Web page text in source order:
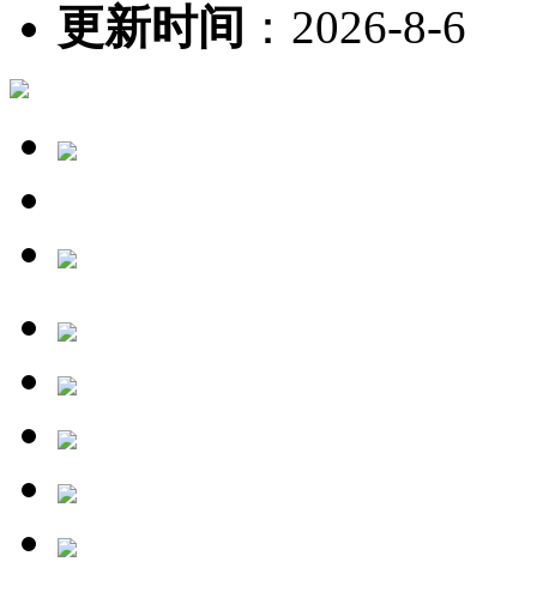
更新时间 ： 2026-8-6